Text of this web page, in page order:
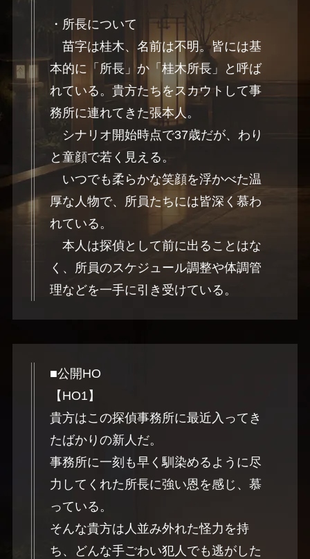
・所長について
苗字は桂木、名前は不明。皆には基
本的に「所長」か「桂木所長」と呼ば
れている。貴方たちをスカウトして事
務所に連れてきた張本人。
シナリオ開始時点で37歳だが、わり
と童顔で若く見える。
いつでも柔らかな笑顔を浮かべた温
厚な人物で、所員たちには皆深く慕わ
れている。
本人は探偵として前に出ることはな
く、所員のスケジュール調整や体調管
理などを一手に引き受けている。
■公開HO
【HO1】
貴方はこの探偵事務所に最近入ってき
たばかりの新人だ。
事務所に一刻も早く馴染めるように尽
力してくれた所長に強い恩を感じ、慕
っている。
そんな貴方は人並み外れた怪力を持
ち、どんな手ごわい犯人でも逃がした